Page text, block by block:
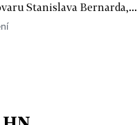
Stanislava Bernarda,...